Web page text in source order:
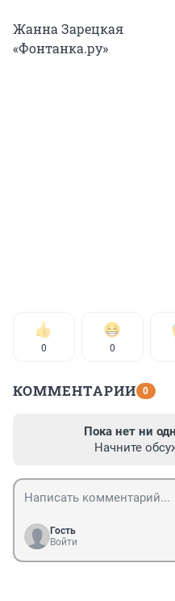
Жанна Зарецкая
«Фонтанка.ру»
0 0
КОММЕНТАРИИ 0
Пока нет ни
Начните
Гость
Войти